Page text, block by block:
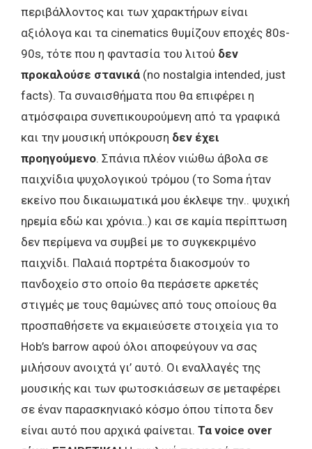
περιβάλλοντος και των χαρακτήρων είναι
αξιόλογα και τα cinematics θυμίζουν εποχές 80s-
90s, τότε που η φαντασία του λιτού δεν
προκαλούσε στανικά (no nostalgia intended, just
facts). Τα συναισθήματα που θα επιφέρει η
ατμόσφαιρα συνεπικουρούμενη από τα γραφικά
και την μουσική υπόκρουση δεν έχει
προηγούμενο. Σπάνια πλέον νιώθω άβολα σε
παιχνίδια ψυχολογικού τρόμου (το Soma ήταν
εκείνο που δικαιωματικά μου έκλεψε την.. ψυχική
ηρεμία εδώ και χρόνια..) και σε καμία περίπτωση
δεν περίμενα να συμβεί με το συγκεκριμένο
παιχνίδι. Παλαιά πορτρέτα διακοσμούν το
πανδοχείο στο οποίο θα περάσετε αρκετές
στιγμές με τους θαμώνες από τους οποίους θα
προσπαθήσετε να εκμαιεύσετε στοιχεία για το
Hob’s barrow αφού όλοι αποφεύγουν να σας
μιλήσουν ανοιχτά γι’ αυτό. Οι εναλλαγές της
μουσικής και των φωτοσκιάσεων σε μεταφέρει
σε έναν παρασκηνιακό κόσμο όπου τίποτα δεν
είναι αυτό που αρχικά φαίνεται. Τα voice over